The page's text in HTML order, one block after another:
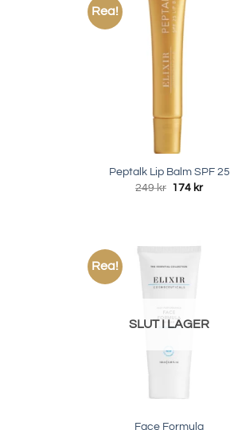
Rea!
Peptalk Lip Balm SPF 25
249kr Det
174 krDet
Rea!
SLUT I LAGER
Face Formula